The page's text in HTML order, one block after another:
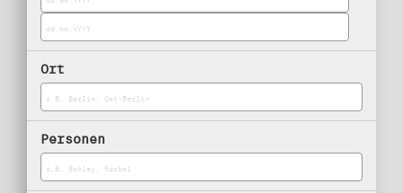
Ort
Personen